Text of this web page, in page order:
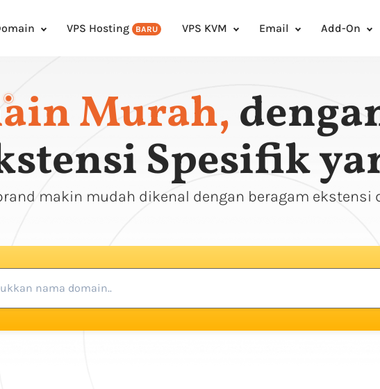
VPS Hosting BARU VPS KVM Email Add-On
Murah,
Spesifik
makin mudah dikenal dengan beragam ekstensi